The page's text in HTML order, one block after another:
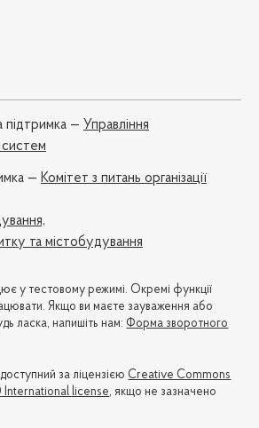
підтримка — Управління
— Комітет з питань організації
та містобудування
у тестовому режимі. Окремі функції
Якщо ви маєте зауваження або
ласка, напишіть нам: Форма зворотного
за ліцензією Creative Commons
license, якщо не зазначено